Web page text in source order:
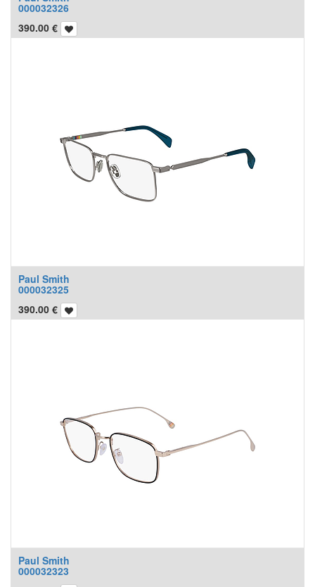
000032326
390.00 €
Paul Smith
000032325
390.00 €
Paul Smith
000032323